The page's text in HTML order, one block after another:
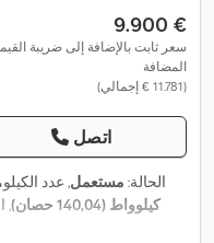
‏9.900 €
سعر ثابت بالإضافة إلى ضريبة
المضافة
(‏11.781 € إجمالي)
اتصل
الحالة: مستعمل, عدد
كيلوواط (140,04 حصان)
,